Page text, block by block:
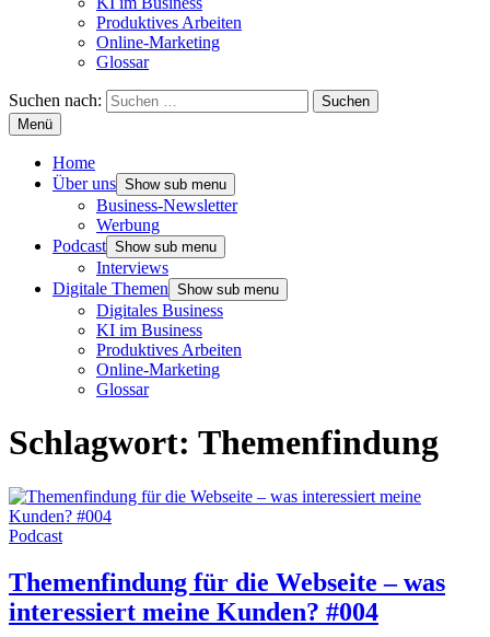
Produktives Arbeiten
Online-Marketing
Glossar
Suchen nach:
Menü
Home
Über uns Show sub menu
Business-Newsletter
Werbung
Podcast Show sub menu
Interviews
Digitale Themen Show sub menu
Digitales Business
KI im Business
Produktives Arbeiten
Online-Marketing
Glossar
Schlagwort: Themenfindung
Podcast
Themenfindung für die Webseite – was
interessiert meine Kunden? #004